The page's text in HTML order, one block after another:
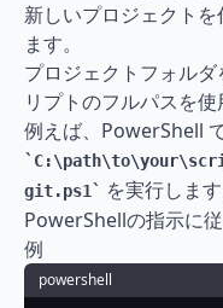
新しいプロジェクト
ます。
プロジェクトフォル
リプトのフルパスを使
git.ps1
を実行します
PowerShellの指示に従
例
powershell